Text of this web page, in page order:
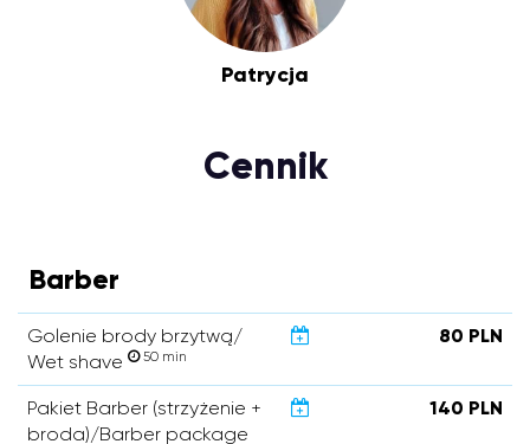
Patrycja
Cennik
Barber
Golenie brody brzytwą/
Wet shave
50 min
80 PLN
Pakiet Barber (strzyżenie +
broda)/Barber package
140 PLN